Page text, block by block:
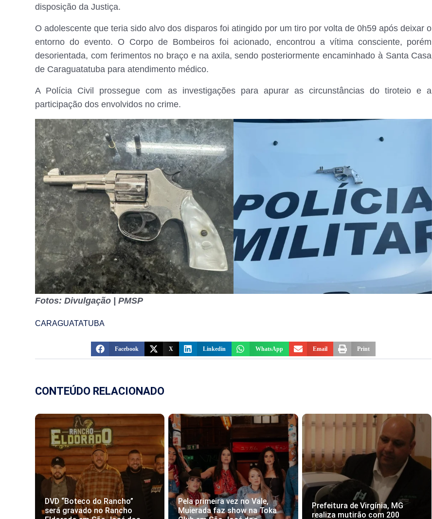
disposição da Justiça.
O adolescente que teria sido alvo dos disparos foi atingido por um tiro por volta de 0h59 após deixar o
entorno do evento. O Corpo de Bombeiros foi acionado, encontrou a vítima consciente, porém
desorientada, com ferimentos no braço e na axila, sendo posteriormente encaminhado à Santa Casa
de Caraguatatuba para atendimento médico.
A Polícia Civil prossegue com as investigações para apurar as circunstâncias do tiroteio e a
participação dos envolvidos no crime.
Fotos: Divulgação | PMSP
CARAGUATATUBA
Facebook X Linkedin WhatsApp Email Print
CONTEÚDO RELACIONADO
DVD “Boteco do Rancho”
será gravado no Rancho
Pela primeira vez no Vale,
Muierada faz show na Toka
Prefeitura de Virgínia, MG
realiza mutirão com 200